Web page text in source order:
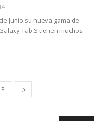
Junio su nueva gama de
Tab S tienen muchos
3